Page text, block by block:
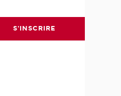
S'INSCRIRE